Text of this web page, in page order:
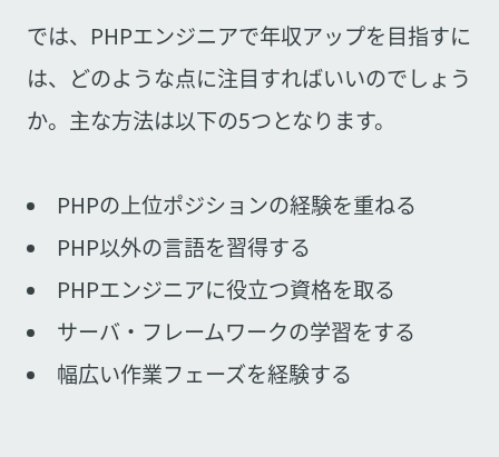
では、PHPエンジニアで年収アップを目指すに
は、どのような点に注目すればいいのでしょう
か。主な方法は以下の5つとなります。
PHPの上位ポジションの経験を重ねる
PHP以外の言語を習得する
PHPエンジニアに役立つ資格を取る
サーバ・フレームワークの学習をする
幅広い作業フェーズを経験する